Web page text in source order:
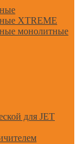
XTREME
монолитные
для JET